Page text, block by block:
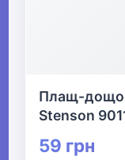
Плащ-
Stenson
59 грн